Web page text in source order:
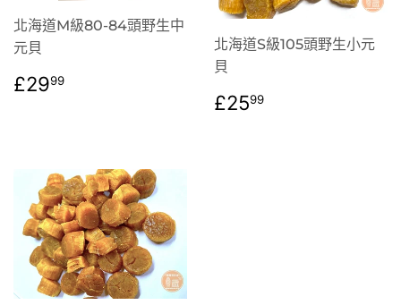
北海道M級80-84頭野生中
元貝
定
價
£2999
北海道S級105頭野生小元
貝
定
價
£2599